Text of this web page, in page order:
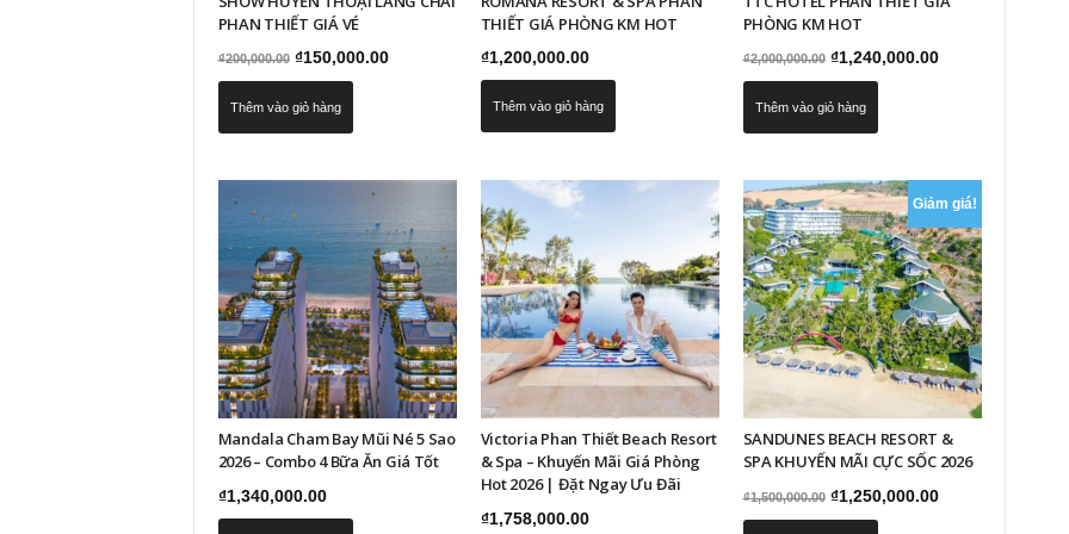
PHAN THIẾT GIÁ VÉ
₫200,000.00 Giá
gốc
là:
₫150,000.00Giá
Thêm vào giỏ hàng
THIẾT GIÁ PHÒNG KM HOT
₫1,200,000.00
Thêm vào giỏ hàng
PHÒNG KM HOT
₫2,000,000.00 Giá
gốc
là:
₫1,240,000.00Giá
Thêm vào giỏ hàng
Mandala Cham Bay Mũi Né 5 Sao
2026 – Combo 4 Bữa Ăn Giá Tốt
₫1,340,000.00
Victoria Phan Thiết Beach Resort
& Spa – Khuyến Mãi Giá Phòng
Hot 2026 | Đặt Ngay Ưu Đãi
₫1,758,000.00
Giảm giá!
SANDUNES BEACH RESORT &
SPA KHUYẾN MÃI CỰC SỐC 2026
₫1,500,000.00 Giá
gốc
₫1,250,000.00Giá